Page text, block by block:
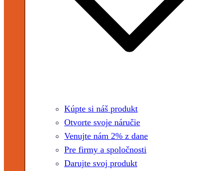
Kúpte si náš produkt
Otvorte svoje náručie
Venujte nám 2% z dane
Pre firmy a spoločnosti
Darujte svoj produkt